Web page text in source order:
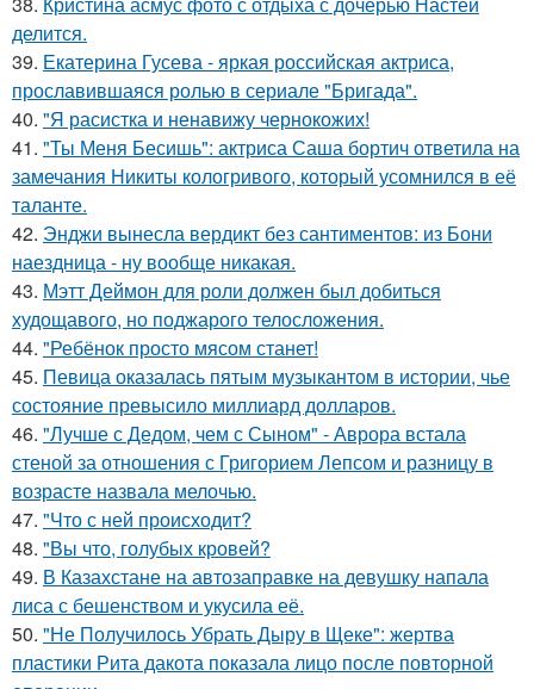
делится.
39. Екатерина Гусева - яркая российская актриса,
прославившаяся ролью в сериале "Бригада".
40. "Я расистка и ненавижу чернокожих!
41. "Ты Меня Бесишь": актриса Саша бортич ответила на
замечания Никиты кологривого, который усомнился в её
таланте.
42. Энджи вынесла вердикт без сантиментов: из Бони
наездница - ну вообще никакая.
43. Мэтт Деймон для роли должен был добиться
худощавого, но поджарого телосложения.
44. "Ребёнок просто мясом станет!
45. Певица оказалась пятым музыкантом в истории, чье
состояние превысило миллиард долларов.
46. "Лучше с Дедом, чем с Сыном" - Аврора встала
стеной за отношения с Григорием Лепсом и разницу в
возрасте назвала мелочью.
47. "Что с ней происходит?
48. "Вы что, голубых кровей?
49. В Казахстане на автозаправке на девушку напала
лиса с бешенством и укусила её.
50. "Не Получилось Убрать Дыру в Щеке": жертва
пластики Рита дакота показала лицо после повторной